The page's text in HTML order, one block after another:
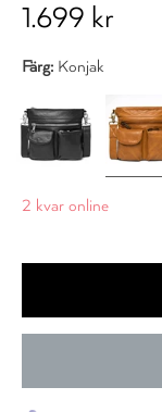
1.699 kr
Färg: Konjak
2 kvar online